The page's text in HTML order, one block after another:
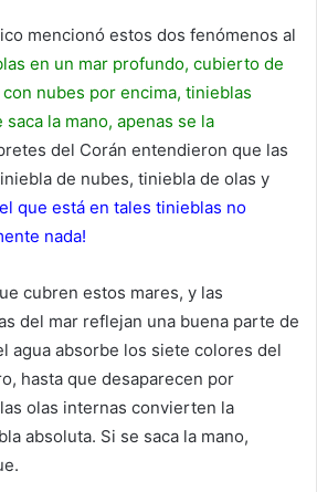
mencionó estos dos fenómenos al
en un mar profundo, cubierto de
nubes por encima, tinieblas
la mano, apenas se la
del Corán entendieron que las
de nubes, tiniebla de olas y
que está en tales tinieblas no
nada!
cubren estos mares, y las
del mar reflejan una buena parte de
agua absorbe los siete colores del
hasta que desaparecen por
olas internas convierten la
absoluta. Si se saca la mano,